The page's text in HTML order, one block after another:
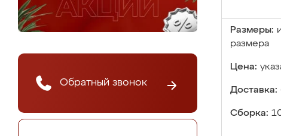
Обратный звонок
Размеры:
размера
Цена:
Доставка:
Сборка: